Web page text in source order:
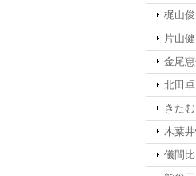
梶山
片山健
金尾
北田卓
きた
木葉
儀間